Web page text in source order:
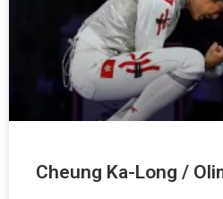
Cheung Ka-Long /